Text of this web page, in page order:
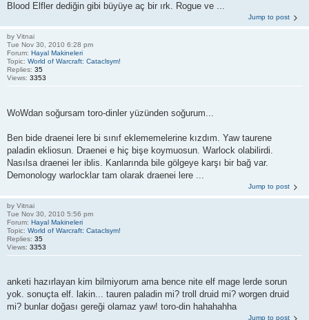
Blood Elfler dediğin gibi büyüye aç bir ırk. Rogue ve ...
Jump to post
by Vitnai
Tue Nov 30, 2010 6:28 pm
Forum: Hayal Makineleri
Topic: World of Warcraft: Cataclsym!
Replies: 35
Views: 3353
WoWdan soğursam toro-dinler yüzünden soğurum...
Ben bide draenei lere bi sınıf eklememelerine kızdım. Yaw taurene
paladin ekliosun. Draenei e hiç bişe koymuosun. Warlock olabilirdi.
Nasılsa draenei ler iblis. Kanlarında bile gölgeye karşı bir bağ var.
Demonology warlocklar tam olarak draenei lere ...
Jump to post
by Vitnai
Tue Nov 30, 2010 5:56 pm
Forum: Hayal Makineleri
Topic: World of Warcraft: Cataclsym!
Replies: 35
Views: 3353
anketi hazırlayan kim bilmiyorum ama bence nite elf mage lerde sorun
yok. sonuçta elf. lakin... tauren paladin mi? troll druid mi? worgen druid
mi? bunlar doğası gereği olamaz yaw! toro-din hahahahha
Jump to post